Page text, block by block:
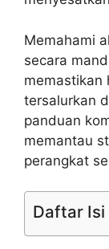
Memahami
secara
memastikan
tersalurkan
panduan
memantau
perangkat
Daftar Isi